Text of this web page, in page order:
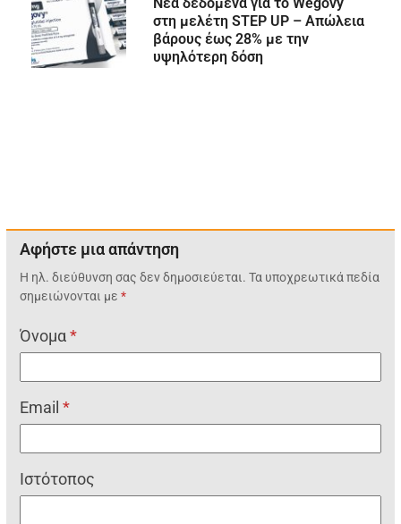
στη μελέτη STEP UP – Απώλεια
βάρους έως 28% με την
υψηλότερη δόση
Αφήστε μια απάντηση
Η ηλ. διεύθυνση σας δεν δημοσιεύεται. Τα υποχρεωτικά πεδία
σημειώνονται με*
Όνομα*
Email*
Ιστότοπος